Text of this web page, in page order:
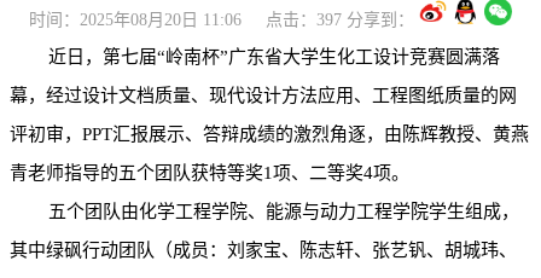
时间：2025年08月20日 11:06 点击： 397 分享到：
近日，第七届“岭南杯”广东省大学生化工设计竞赛圆满落
幕，经过设计文档质量、现代设计方法应用、工程图纸质量的网
评初审， PPT汇报展示、答辩成绩的激烈角逐，由陈辉教授、黄燕
青老师指导的五个团队获特等奖1项、二等奖4项。
五个团队由化学工程学院、能源与动力工程学院学生组成，
其中绿砜行动团队（成员：刘家宝、陈志轩、张艺钒、胡城玮、